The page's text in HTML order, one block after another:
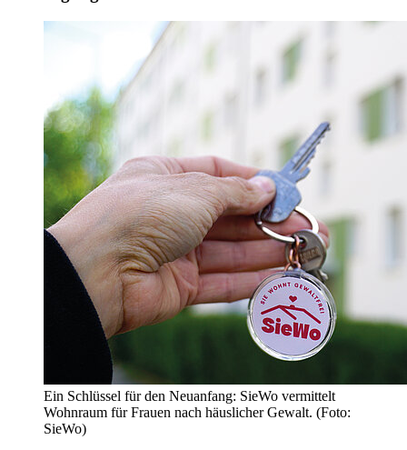
Ein Schlüssel für den Neuanfang: SieWo vermittelt
Wohnraum für Frauen nach häuslicher Gewalt. (Foto:
SieWo)